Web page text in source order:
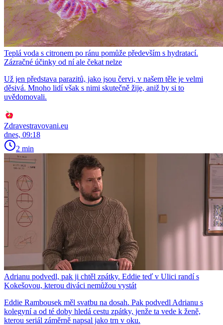
Teplá voda s citronem po ránu pomůže především s hydratací.
Zázračné účinky od ní ale čekat nelze
Už jen představa parazitů, jako jsou červi, v našem těle je velmi
děsivá. Mnoho lidí však s nimi skutečně žije, aniž by si to
uvědomovali.
Zdravestravovani.eu
dnes, 09:18
2 min
Adrianu podvedl, pak ji chtěl zpátky. Eddie teď v Ulici randí s
Kokešovou, kterou diváci nemůžou vystát
Eddie Rambousek měl svatbu na dosah. Pak podvedl Adrianu s
kolegyní a od té doby hledá cestu zpátky, jenže ta vede k ženě,
kterou seriál záměrně napsal jako trn v oku.